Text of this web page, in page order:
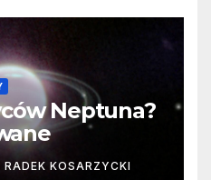
Neptuna?
RADEK KOSARZYCKI